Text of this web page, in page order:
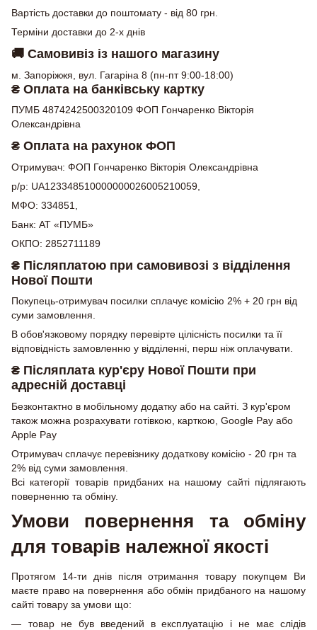
Вартість доставки до поштомату - від 80 грн.
Терміни доставки до 2-х днів
🚚 Самовивіз із нашого магазину
м. Запоріжжя, вул. Гагаріна 8 (пн-пт 9:00-18:00)
₴ Оплата на банківську картку
ПУМБ 4874242500320109 ФОП Гончаренко Вікторія
Олександрівна
₴ Оплата на рахунок ФОП
Отримувач: ФОП Гончаренко Вікторія Олександрівна
р/р: UA123348510000000026005210059,
МФО: 334851,
Банк: АТ «ПУМБ»
ОКПО: 2852711189
₴ Післяплатою при самовивозі з відділення
Нової Пошти
Покупець-отримувач посилки сплачує комісію 2% + 20 грн від
суми замовлення.
В обов'язковому порядку перевірте цілісність посилки та її
відповідність замовленню у відділенні, перш ніж оплачувати.
₴ Післяплата кур'єру Нової Пошти при
адресній доставці
Безконтактно в мобільному додатку або на сайті. З кур'єром
також можна розрахувати готівкою, карткою, Google Pay або
Apple Pay
Отримувач сплачує перевізнику додаткову комісію - 20 грн та
2% від суми замовлення.
Всі категорії товарів придбаних на нашому сайті підлягають
поверненню та обміну.
Умови повернення та обміну
для товарів належної якості
Протягом 14-ти днів після отримання товару покупцем Ви
маєте право на повернення або обмін придбаного на нашому
сайті товару за умови що:
товар не був введений в експлуатацію і не має слідів